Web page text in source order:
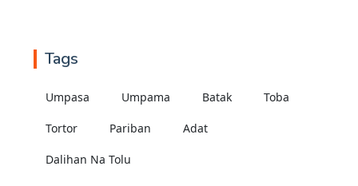
Tags
Umpasa Umpama Batak Toba
Tortor Pariban Adat
Dalihan Na Tolu